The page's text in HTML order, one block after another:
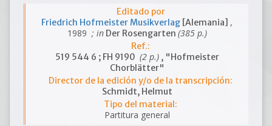
Editado por
Friedrich Hofmeister Musikverlag [Alemania] ,
1989 ; inDer Rosengarten (385 p.)
Ref.:
519 544 6 ; FH 9190 (2 p.), "Hofmeister
Chorblätter"
Director de la edición y/o de la transcripción:
Schmidt, Helmut
Tipo del material:
Partitura general